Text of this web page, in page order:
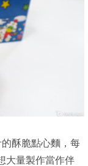
酥脆點心麵，每
大量製作當作伴